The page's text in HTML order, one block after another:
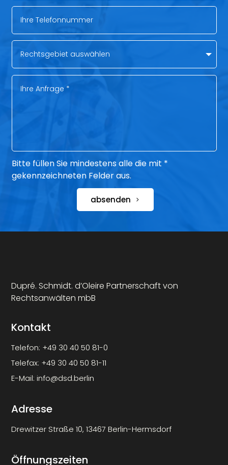
Bitte füllen Sie mindestens alle die mit *
gekennzeichneten Felder aus.
absenden
Dupré. Schmidt. d’Oleire Partnerschaft von
Rechtsanwälten mbB
Kontakt
Telefon: +49 30 40 50 81-0
Telefax: +49 30 40 50 81-11
E-Mail:info@dsd.berlin
Adresse
Drewitzer Straße 10, 13467 Berlin-Hermsdorf
Öffnungszeiten